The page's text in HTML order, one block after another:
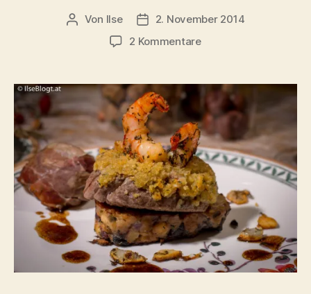
Beitragsautor
Von Ilse Beitragsdatum
2. November 2014
2 Kommentarezu
in
3
Gängen:
Surf
&
Turf
auf
Oliven-
Serviettenknödel
mit
Schalotten